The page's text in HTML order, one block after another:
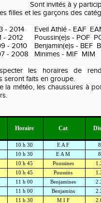
Sont invités à y
filles et les garçons des
- 2014
Eveil Athlé - EAF
- 2012
Poussin(e)s - POF
- 2010
Benjamin(e)s - BEF
- 2008
Minimes - MIF MIM
les horaires de
seront faits en groupe.
la météo, les chaussures à
Horaire Cat
10 h 30 E A F
10 h 30 E A M
10 h 45 Poussines
10 h 45 Poussins
11 h 00 Benjamines
11 h 00 Benjamins
11 h 30 M I F